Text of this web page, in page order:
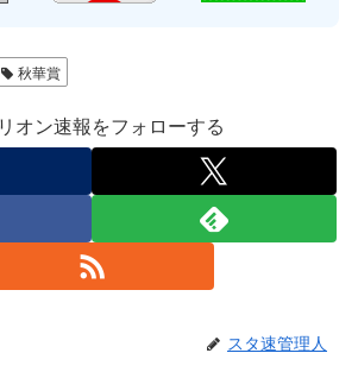
秋華賞
オン速報をフォローする
スタ速管理人